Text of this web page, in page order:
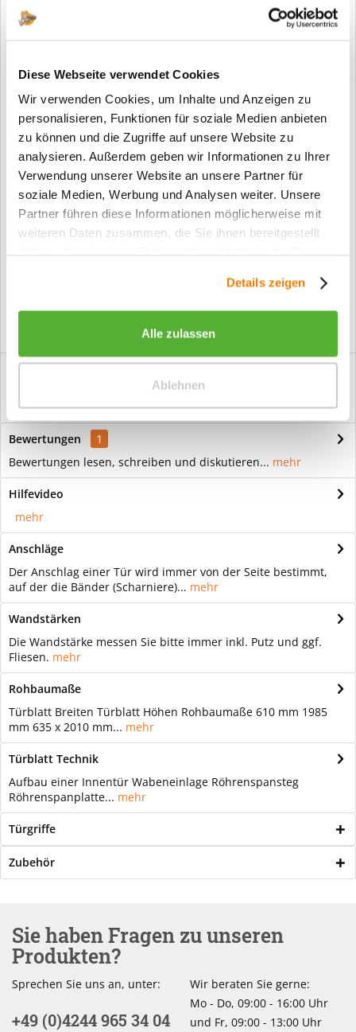
Diese Webseite verwendet Cookies
Wir verwenden Cookies, um Inhalte und Anzeigen zu
personalisieren, Funktionen für soziale Medien anbieten
zu können und die Zugriffe auf unsere Website zu
analysieren. Außerdem geben wir Informationen zu Ihrer
Verwendung unserer Website an unsere Partner für
soziale Medien, Werbung und Analysen weiter. Unsere
Partner führen diese Informationen möglicherweise mit
weiteren Daten zusammen, die Sie ihnen bereitgestellt
Details zeigen
Alle zulassen
Ablehnen
Merken
Fragen zum Artikel?
Artikel-Nr.:
ZiTu_22-0010
Konfiguration gefertigt. Daher ist er als
kundenspezifische Anfertigung vom
Widerruf / der Rückgabe
Beschreibung
Buche lackiert längs Echtholz Innentür Rundkante Natürliches
Unikat: Türen mit...mehr
Bewertungen
1
Bewertungen lesen, schreiben und diskutieren... mehr
Hilfevideo
mehr
Anschläge
Der Anschlag einer Tür wird immer von der Seite bestimmt,
auf der die Bänder (Scharniere)... mehr
Wandstärken
Die Wandstärke messen Sie bitte immer inkl. Putz und ggf.
Fliesen. mehr
Rohbaumaße
Türblatt Breiten Türblatt Höhen Rohbaumaße 610 mm 1985
mm 635 x 2010 mm... mehr
Türblatt Technik
Aufbau einer Innentür Wabeneinlage Röhrenspansteg
Röhrenspanplatte... mehr
Türgriffe
Zubehör
Sie haben Fragen zu unseren
Produkten?
Sprechen Sie uns an, unter:
+49 (0)4244 965 34 04
Wir beraten Sie gerne:
Mo - Do, 09:00 - 16:00 Uhr
und Fr, 09:00 - 13:00 Uhr